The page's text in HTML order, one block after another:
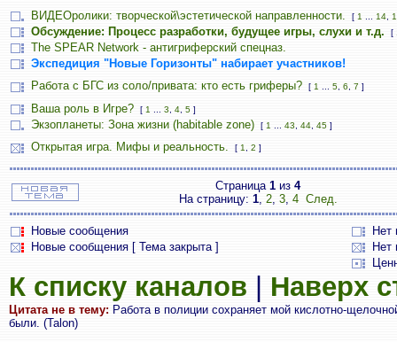
ВИДЕОролики: творческой\эстетической направленности. [ 1 14
Обсуждение: Процесс разработки, будущее игры, слухи и т.д. [
The SPEAR Network - антигриферский спецназ.
Экспедиция "Новые Горизонты" набирает участников!
Работа с БГС из соло/привата: кто есть гриферы?
[ 1 5 6 7 ]
Ваша роль в Игре? [ 1 3 4 5 ]
Экзопланеты: Зона жизни (habitable zone) [ 1 43 44 45 ]
Открытая игра. Мифы и реальность. [ 1 2 ]
Страница 1 из 4
На страницу: 1, 2, 3, 4 След.
Новые сообщения
Нет
Новые сообщения [ Тема закрыта ]
Нет
К списку каналов Наверх
Цитата не в тему: Работа в полиции сохраняет мой кислотно-
были. (Talon)